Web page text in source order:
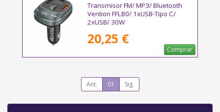
Transmisor FM/ MP3/ Bluetooth
Vention FFLB0/ 1xUSB-Tipo C/
2xUSB/ 30W
20,25 €
Comprar
Ant. 01 Sig.